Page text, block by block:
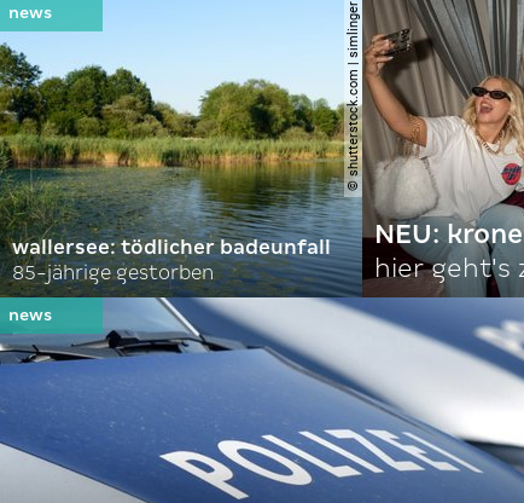
© shutterstock.com | simlinger
wallersee: tödlicher badeunfall
85-jährige gestorben
NEU:
hier geht's